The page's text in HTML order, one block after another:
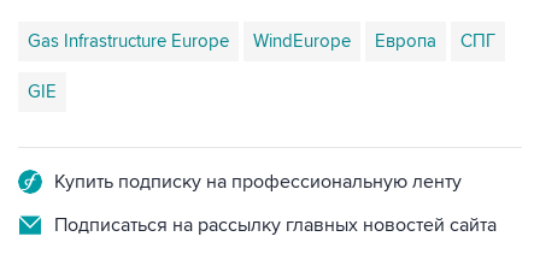
Gas Infrastructure Europe WindEurope Европа СПГ
GIE
Купить подписку на профессиональную ленту
Подписаться на рассылку главных новостей сайта